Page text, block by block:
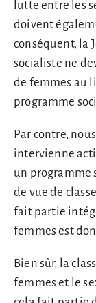
lutte entre les
doivent
conséquent, la
socialiste ne
de femmes au
programme
Par contre,
intervienne
un programme
de vue de
fait partie
femmes est
Bien sûr, la
femmes et le